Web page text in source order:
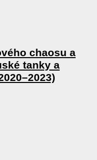
chaosu a
tanky a